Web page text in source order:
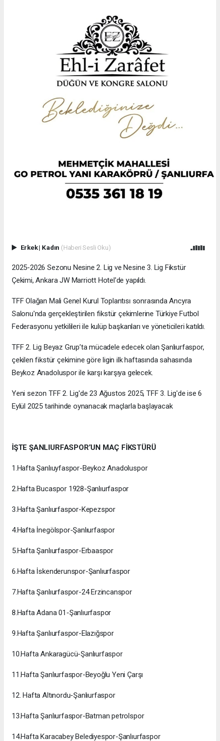
Erkek| Kadın (Haberi Sesli Oku)
2025-2026 Sezonu Nesine 2. Lig ve Nesine 3. Lig Fikstür
Çekimi, Ankara JW Marriott Hotel'de yapıldı.
TFF Olağan Mali Genel Kurul Toplantısı sonrasında Ancyra
Salonu'nda gerçekleştirilen fikstür çekimlerine Türkiye Futbol
Federasyonu yetkilileri ile kulüp başkanları ve yöneticileri katıldı.
TFF 2. Lig Beyaz Grup’ta mücadele edecek olan Şanlıurfaspor,
çekilen fikstür çekimine göre ligin ilk haftasında sahasında
Beykoz Anadoluspor ile karşı karşıya gelecek.
Yeni sezon TFF 2. Lig'de 23 Ağustos 2025, TFF 3. Lig'de ise 6
Eylül 2025 tarihinde oynanacak maçlarla başlayacak
İŞTE ŞANLIURFASPOR’UN MAÇ FİKSTÜRÜ
1.Hafta Şanlıuyfaspor-Beykoz Anadoluspor
2.Hafta Bucaspor 1928-Şanlıurfaspor
3.Hafta Şanlıurfaspor-Kepezspor
4.Hafta İnegölspor-Şanlıurfaspor
5.Hafta Şanlıurfaspor-Erbaaspor
6.Hafta İskenderunspor-Şanlıurfaspor
7.Hafta Şanlıurfaspor-24 Erzincanspor
8.Hafta Adana 01-Şanlıurfaspor
9.Hafta Şanlıurfaspor-Elazığspor
10.Hafta Ankaragücü-Şanlıurfaspor
11.Hafta Şanlıurfaspor-Beyoğlu Yeni Çarşı
12. Hafta Altınordu-Şanlıurfaspor
13.Hafta Şanlıurfaspor-Batman petrolspor
14.Hafta Karacabey Belediyespor-Şanlıurfaspor